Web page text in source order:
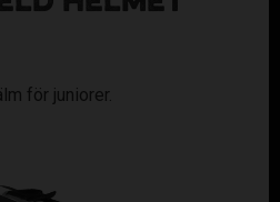
för juniorer.​